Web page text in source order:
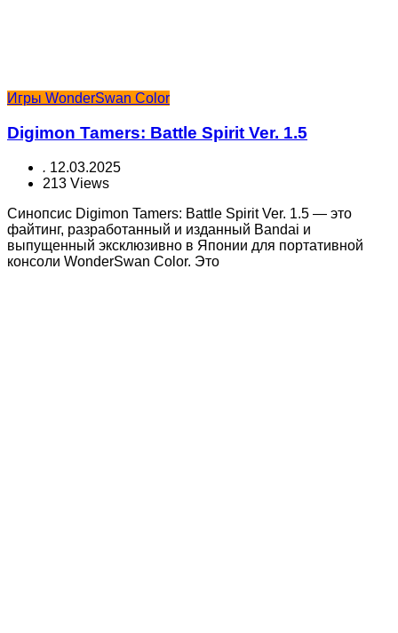
Игры WonderSwan Color
Digimon Tamers: Battle Spirit Ver. 1.5
. 12.03.2025
213 Views
Синопсис Digimon Tamers: Battle Spirit Ver. 1.5 — это
файтинг, разработанный и изданный Bandai и
выпущенный эксклюзивно в Японии для портативной
консоли WonderSwan Color. Это